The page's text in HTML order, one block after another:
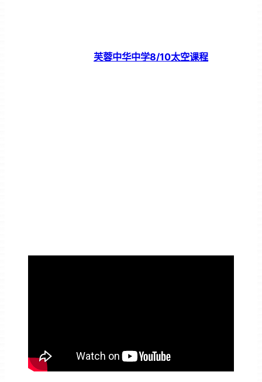
芙蓉中华中学8/10太空课程